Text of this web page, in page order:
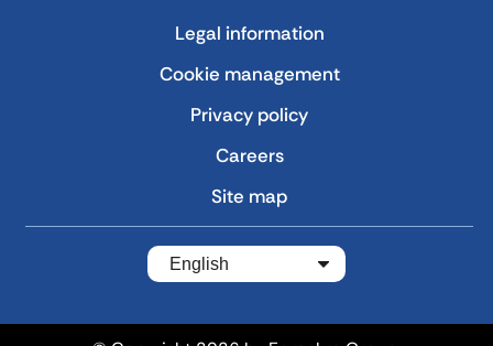
Legal information
Cookie management
Privacy policy
Careers
Site map
English